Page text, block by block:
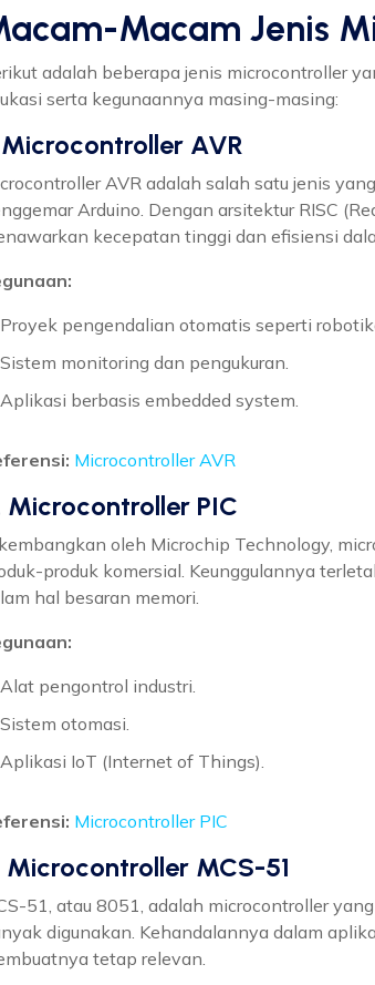
Macam Jenis
adalah beberapa jenis microcontroller
serta kegunaannya masing-masing:
Microcontroller AVR
AVR adalah salah satu jenis
Arduino. Dengan arsitektur RISC
kecepatan tinggi dan efisiensi
Proyek pengendalian otomatis seperti
Sistem monitoring dan pengukuran.
Aplikasi berbasis embedded system.
Microcontroller AVR
Microcontroller PIC
oleh Microchip Technology,
produk komersial. Keunggulannya
hal besaran memori.
Alat pengontrol industri.
Sistem otomasi.
Aplikasi IoT (Internet of Things).
Microcontroller PIC
Microcontroller MCS-51
51, atau 8051, adalah microcontroller
digunakan. Kehandalannya dalam
tetap relevan.